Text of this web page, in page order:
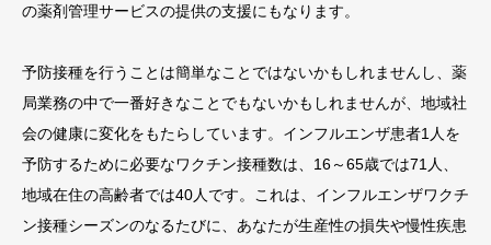
の薬剤管理サービスの提供の支援にもなり ます。
予防接種を行うことは簡単なことではないかもしれませんし、薬
局業務の中で一番好きなことでもないかもしれませんが、地域社
会の健康に変化をもたらしています。インフルエンザ患者1人を
予防するために必要なワクチン接種数は、16～65歳では71人、
地域在住の高齢者では40人です。これは、インフルエンザワクチ
ン接種シーズンのなるたびに、あなたが生産性の損失や慢性疾患